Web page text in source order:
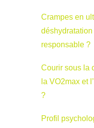
Crampes en
responsable ?
Courir sous la
la VO2max et
?
Profil